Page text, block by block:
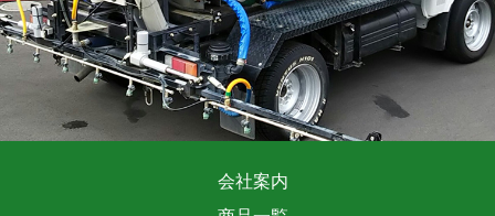
会社案内